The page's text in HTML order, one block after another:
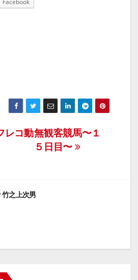
Facebook
無観客競馬〜１
５日目〜
レコ動
竹之上次男